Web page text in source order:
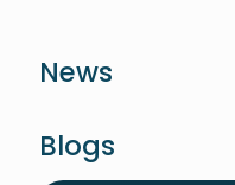
News
Blogs